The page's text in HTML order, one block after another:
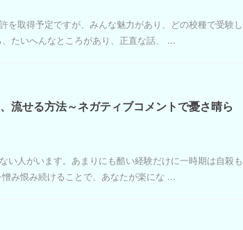
を取得予定ですが、みんな魅力があり、どの校種で受験し
たいへんなところがあり、正直な話、 ...
流せる方法～ネガティブコメントで憂さ晴ら
い人がいます。あまりにも酷い経験だけに一時期は自殺も
み恨み続けることで、あなたが楽にな ...